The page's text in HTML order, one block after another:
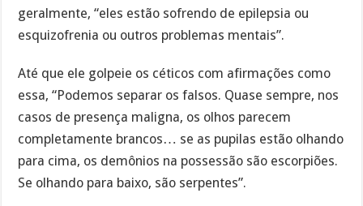
geralmente, “eles estão sofrendo de epilepsia ou
esquizofrenia ou outros problemas mentais”.
Até que ele golpeie os céticos com afirmações como
essa, “Podemos separar os falsos. Quase sempre, nos
casos de presença maligna, os olhos parecem
completamente brancos… se as pupilas estão olhando
para cima, os demônios na possessão são escorpiões.
Se olhando para baixo, são serpentes”.